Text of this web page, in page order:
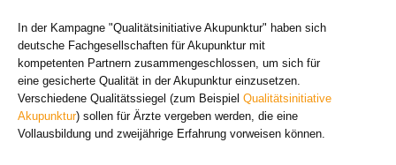
In der Kampagne "Qualitätsinitiative Akupunktur" haben sich
deutsche Fachgesellschaften für Akupunktur mit
kompetenten Partnern zusammengeschlossen, um sich für
eine gesicherte Qualität in der Akupunktur einzusetzen.
Verschiedene Qualitätssiegel (zum Beispiel Qualitätsinitiative
Akupunktur) sollen für Ärzte vergeben werden, die eine
Vollausbildung und zweijährige Erfahrung vorweisen können.